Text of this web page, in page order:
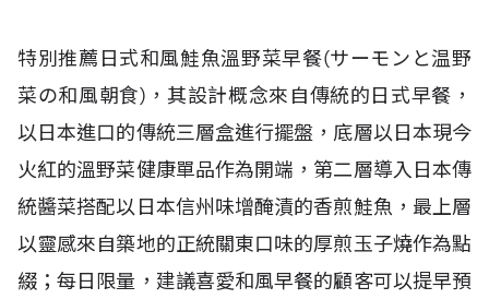
特別推薦日式和風鮭魚溫野菜早餐(サーモンと温野
菜の和風朝食)，其設計概念來自傳統的日式早餐，
以日本進口的傳統三層盒進行擺盤，底層以日本現今
火紅的溫野菜健康單品作為開端，第二層導入日本傳
統醬菜搭配以日本信州味增醃漬的香煎鮭魚，最上層
以靈感來自築地的正統關東口味的厚煎玉子燒作為點
綴；每日限量，建議喜愛和風早餐的顧客可以提早預